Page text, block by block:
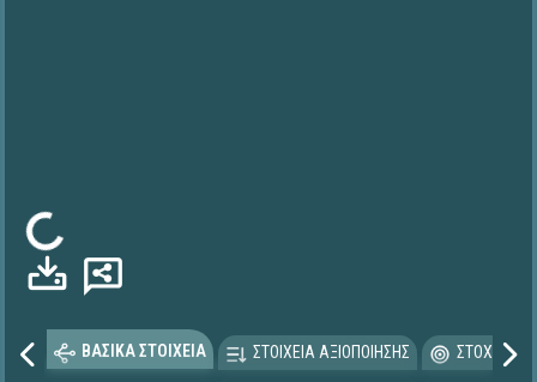
Φόρτωση...
ΒΑΣΙΚΑ ΣΤΟΙΧΕΙΑ ΣΤΟΙΧΕΙΑ ΑΞΙΟΠΟΙΗΣΗΣ